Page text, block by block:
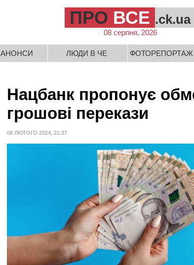
ПРО ВСЕ .ck.ua
08 серпня, 2026
АНОНСИ ЛЮДИ В ЧЕ ФОТОРЕПОРТАЖ
Нацбанк пропонує
грошові перекази
08 ЛЮТОГО 2024, 21:37